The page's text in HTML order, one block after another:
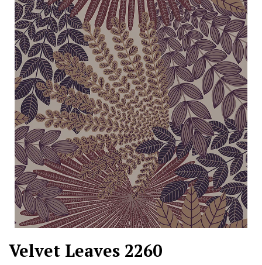
Velvet Leaves 2260